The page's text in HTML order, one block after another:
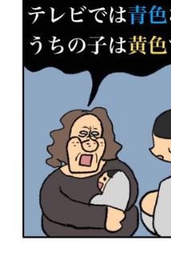
進化するPCとデバイスの未来
好きが集まる 比べて選べる
ビジネスと働き方のヒント
AI活用のいまが分かる
企業ITのトレンドを詳説
経営リーダーのコミュニティ
マーケ×ITの今がよく分かる